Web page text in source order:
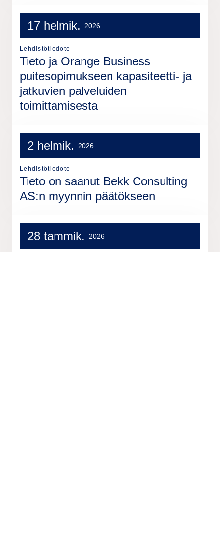
17 helmik. 2026
Lehdistötiedote
Tieto ja Orange Business
puitesopimukseen kapasiteetti- ja
jatkuvien palveluiden
toimittamisesta
2 helmik. 2026
Lehdistötiedote
Tieto on saanut Bekk Consulting
AS:n myynnin päätökseen
28 tammik. 2026